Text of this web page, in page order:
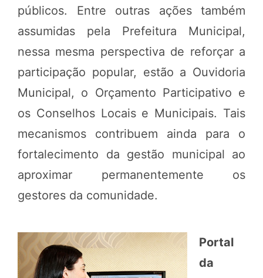
públicos. Entre outras ações também
assumidas pela Prefeitura Municipal,
nessa mesma perspectiva de reforçar a
participação popular, estão a Ouvidoria
Municipal, o Orçamento Participativo e
os Conselhos Locais e Municipais. Tais
mecanismos contribuem ainda para o
fortalecimento da gestão municipal ao
aproximar permanentemente os
gestores da comunidade.
Portal
da